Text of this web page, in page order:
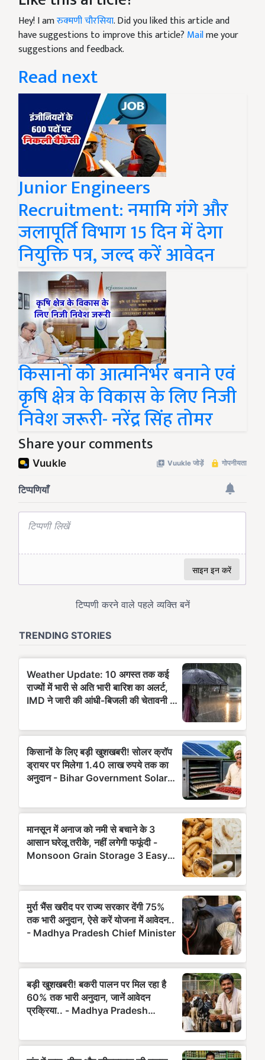
Hey! I amरुक्मणी चौरसिया. Did you liked this article and
have suggestions to improve this article?Mailme your
suggestions and feedback.
Read next
Junior Engineers
Recruitment: नमामि गंगे और
जलापूर्ति विभाग 15 दिन में देगा
नियुक्ति पत्र, जल्द करें आवेदन
किसानों को आत्मनिर्भर बनाने एवं
कृषि क्षेत्र के विकास के लिए निजी
निवेश जरूरी- नरेंद्र सिंह तोमर
Share your comments